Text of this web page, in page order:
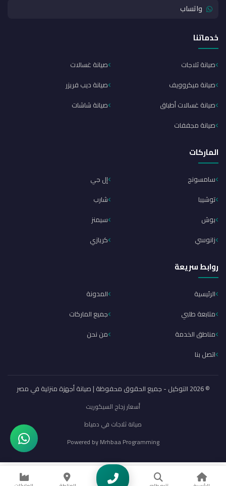
واتساب
خدماتنا
صيانة ثلاجات
صيانة غسالات
صيانة ميكروويف
صيانة ديب فريزر
صيانة غسالات أطباق
صيانة شاشات
صيانة مجففات
الماركات
سامسونج
إل جي
توشيبا
شارب
بوش
سيمنز
زانوسي
كريازي
روابط سريعة
الرئيسية
المدونة
متابعة طلبي
جميع الماركات
مناطق الخدمة
من نحن
اتصل بنا
© 2026 التوكيل - جميع الحقوق محفوظة | صيانة أجهزة منزلية في مصر
أسعار زجاج السيكوريت
صيانة ثلاجات في دمياط
Powered byMrhbaa Programming